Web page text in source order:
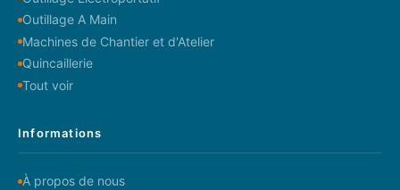
Outillage A Main
Machines de Chantier et d'Atelier
Quincaillerie
Tout voir
Informations
À propos de nous